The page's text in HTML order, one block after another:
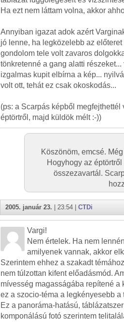
Ha ezt nem láttam volna, akkor
Annyiban igazat adok azért
jó lenne, ha legközelebb az
gondolom tele volt zavaros
tönkretenné a gang alatti
izgalmas kupit elbírna a kép...
volt ott, tehát ez csak okoskodás...
(ps: a Scarpás képből megfejthettél
éptörtről, majd küldök mélt :-))
Köszönöm, emcsé.
Hogyhogy az
összezavartál.
2005. január 23. | 23:54 | CTDi
Vargi!
Nem értelek. Ha nem
amilyenek vannak, akkor
Szerintem ehhez a szakadt
nem túlzottan kifent előadásmód.
mívesség magasságába repítené a
ez a szocio-téma a legkényesebb a
Ez a panoráma-hatású,
komponálású fotó szerintem